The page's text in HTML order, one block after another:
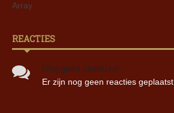
Array
REACTIES
Nog geen reacties!
Er zijn nog geen reacties geplaatst.